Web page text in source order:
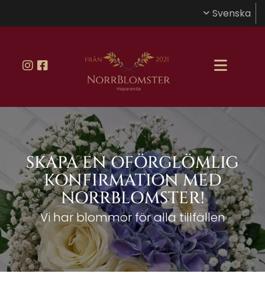
Svenska
SKAPA EN OFÖRGLÖMLIG
KONFIRMATION MED
NORRBLOMSTER!
Vi har blommor för alla tillfällen